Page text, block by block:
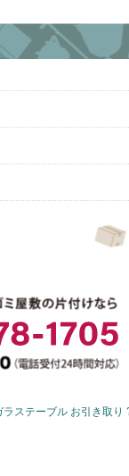
ラステーブル お引き取り